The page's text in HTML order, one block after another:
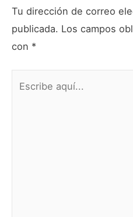
Tu dirección de correo
publicada. Los campos
con *